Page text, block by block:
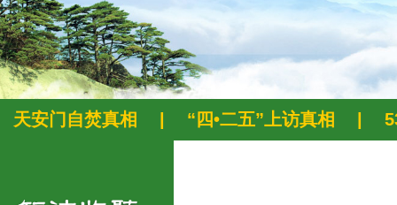
天安门自焚真相 “四•二五”上访真相